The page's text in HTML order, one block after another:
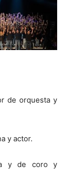
de orquesta y
y actor.
y de coro y